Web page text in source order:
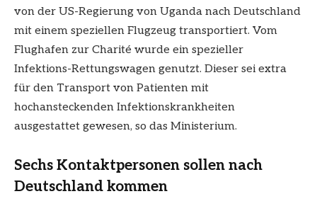
von der US-Regierung von Uganda nach Deutschland
mit einem speziellen Flugzeug transportiert. Vom
Flughafen zur Charité wurde ein spezieller
Infektions-Rettungswagen genutzt. Dieser sei extra
für den Transport von Patienten mit
hochansteckenden Infektionskrankheiten
ausgestattet gewesen, so das Ministerium.
Sechs Kontaktpersonen sollen nach
Deutschland kommen